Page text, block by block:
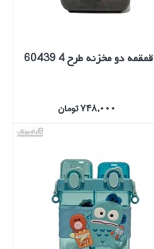
قمقمه دو مخزنه طرح 4 60439
748,000 تومان